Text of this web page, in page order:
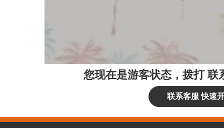
您现在是游客状态，拨打 联
联系客服 快速